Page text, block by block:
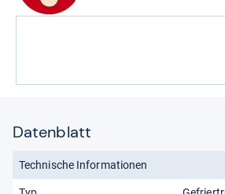
Datenblatt
Technische Informationen